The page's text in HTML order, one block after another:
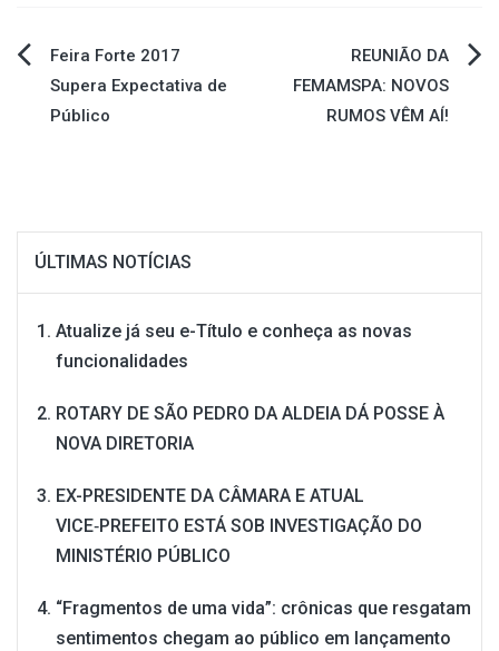
Navegação
de
Feira Forte 2017
Supera Expectativa de
Público
REUNIÃO DA
FEMAMSPA: NOVOS
RUMOS VÊM AÍ!
ÚLTIMAS NOTÍCIAS
Atualize já seu e-Título e conheça as novas
funcionalidades
ROTARY DE SÃO PEDRO DA ALDEIA DÁ POSSE À
NOVA DIRETORIA
EX-PRESIDENTE DA CÂMARA E ATUAL
VICE‑PREFEITO ESTÁ SOB INVESTIGAÇÃO DO
MINISTÉRIO PÚBLICO
“Fragmentos de uma vida”: crônicas que resgatam
sentimentos chegam ao público em lançamento